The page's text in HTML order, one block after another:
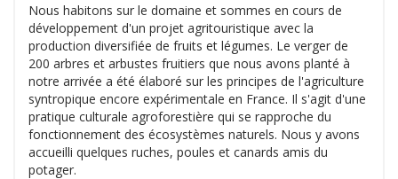
Nous habitons sur le domaine et sommes en cours de
développement d'un projet agritouristique avec la
production diversifiée de fruits et légumes. Le verger de
200 arbres et arbustes fruitiers que nous avons planté à
notre arrivée a été élaboré sur les principes de l'agriculture
syntropique encore expérimentale en France. Il s'agit d'une
pratique culturale agroforestière qui se rapproche du
fonctionnement des écosystèmes naturels. Nous y avons
accueilli quelques ruches, poules et canards amis du
potager.